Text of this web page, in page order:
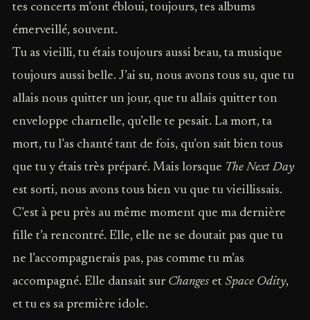
tes concerts m’ont ébloui, toujours, tes albums
émerveillé, souvent.
Tu as vieilli, tu étais toujours aussi beau, ta musique
toujours aussi belle. J’ai su, nous avons tous su, que tu
allais nous quitter un jour, que tu allais quitter ton
enveloppe charnelle, qu’elle te pesait. La mort, ta
mort, tu l’as chanté tant de fois, qu’on sait bien tous
que tu y étais très préparé. Mais lorsque The Next Day
est sorti, nous avons tous bien vu que tu vieillissais.
C’est à peu près au même moment que ma dernière
fille t’a rencontré. Elle, elle ne se doutait pas que tu
ne l’accompagnerais pas, pas comme tu m’as
accompagné. Elle dansait sur Changes et Space Odity,
et tu es sa première idole.